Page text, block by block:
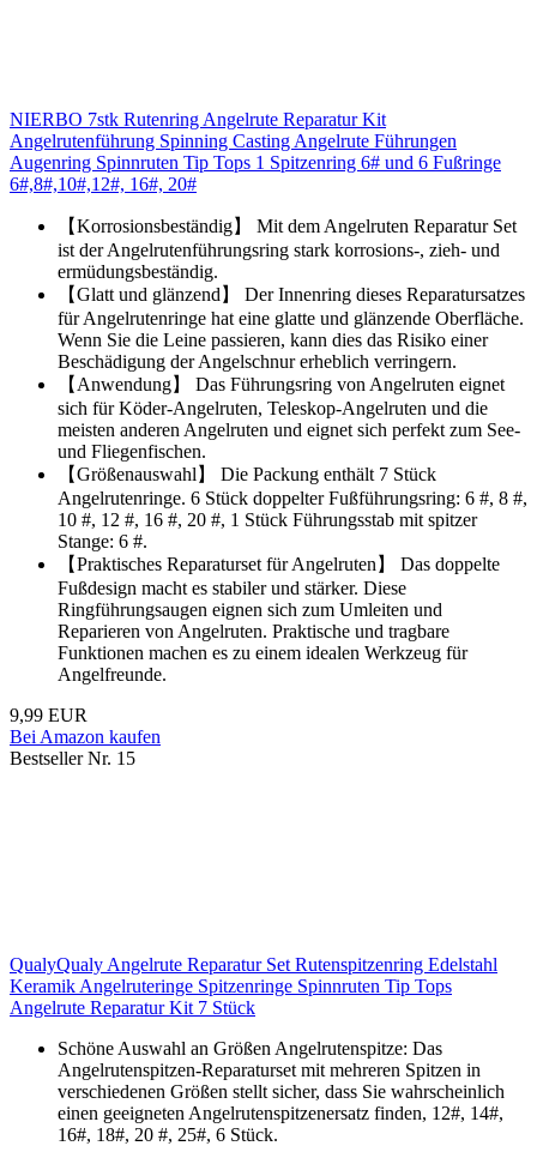
NIERBO 7stk Rutenring Angelrute Reparatur Kit
Angelrutenführung Spinning Casting Angelrute Führungen
Augenring Spinnruten Tip Tops 1 Spitzenring 6# und 6 Fußringe
6#,8#,10#,12#, 16#, 20#
【Korrosionsbeständig】 Mit dem Angelruten Reparatur Set
ist der Angelrutenführungsring stark korrosions-, zieh- und
ermüdungsbeständig.
【Glatt und glänzend】 Der Innenring dieses Reparatursatzes
für Angelrutenringe hat eine glatte und glänzende Oberfläche.
Wenn Sie die Leine passieren, kann dies das Risiko einer
Beschädigung der Angelschnur erheblich verringern.
【Anwendung】 Das Führungsring von Angelruten eignet
sich für Köder-Angelruten, Teleskop-Angelruten und die
meisten anderen Angelruten und eignet sich perfekt zum See-
und Fliegenfischen.
【Größenauswahl】 Die Packung enthält 7 Stück
Angelrutenringe. 6 Stück doppelter Fußführungsring: 6 #, 8 #,
10 #, 12 #, 16 #, 20 #, 1 Stück Führungsstab mit spitzer
Stange: 6 #.
【Praktisches Reparaturset für Angelruten】 Das doppelte
Fußdesign macht es stabiler und stärker. Diese
Ringführungsaugen eignen sich zum Umleiten und
Reparieren von Angelruten. Praktische und tragbare
Funktionen machen es zu einem idealen Werkzeug für
Angelfreunde.
9,99 EUR
Bei Amazon kaufen
Bestseller Nr. 15
QualyQualy Angelrute Reparatur Set Rutenspitzenring Edelstahl
Keramik Angelruteringe Spitzenringe Spinnruten Tip Tops
Angelrute Reparatur Kit 7 Stück
Schöne Auswahl an Größen Angelrutenspitze: Das
Angelrutenspitzen-Reparaturset mit mehreren Spitzen in
verschiedenen Größen stellt sicher, dass Sie wahrscheinlich
einen geeigneten Angelrutenspitzenersatz finden, 12#, 14#,
16#, 18#, 20 #, 25#, 6 Stück.